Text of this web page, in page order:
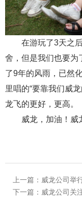
在游玩了3天之后
舍，但是我们也要为
了9年的风雨，已然
里唱的“要靠我们威
龙飞的更好，更高。
威龙，加油！威
上一篇： 威龙公司举
下一篇： 威龙公司关